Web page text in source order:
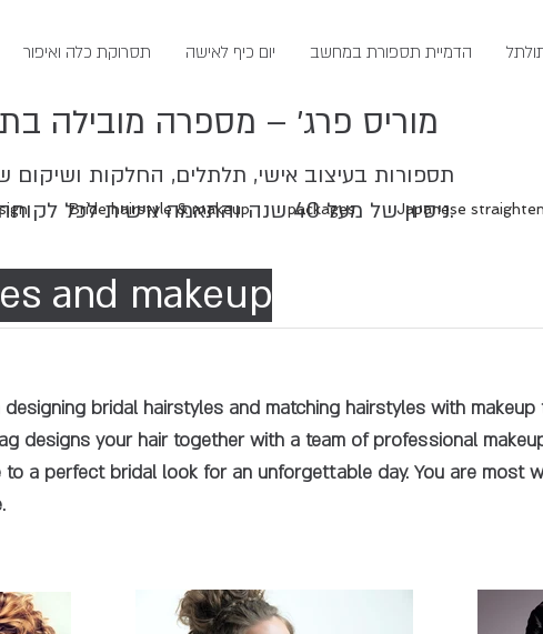
הדמיית תספורת במחשב יום כיף לאישה תסרוקת כלה ואיפור
מוריס פרג׳ – מספרה מובילה
תספורות בעיצוב אישי, תלתלים, החלקות ושיקום
ניסיון של מעל 40 שנה והתאמה אישית לכל לקוחה.
packages
Bride hairstyle & makeup Japanese
and makeup
bridal hairstyles and matching hairstyles with
designs your hair together with a team of professional
a perfect bridal look for an unforgettable day. You are most